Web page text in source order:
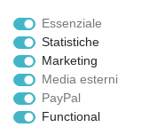
Essenziale
Statistiche
Marketing
Media esterni
PayPal
Functional